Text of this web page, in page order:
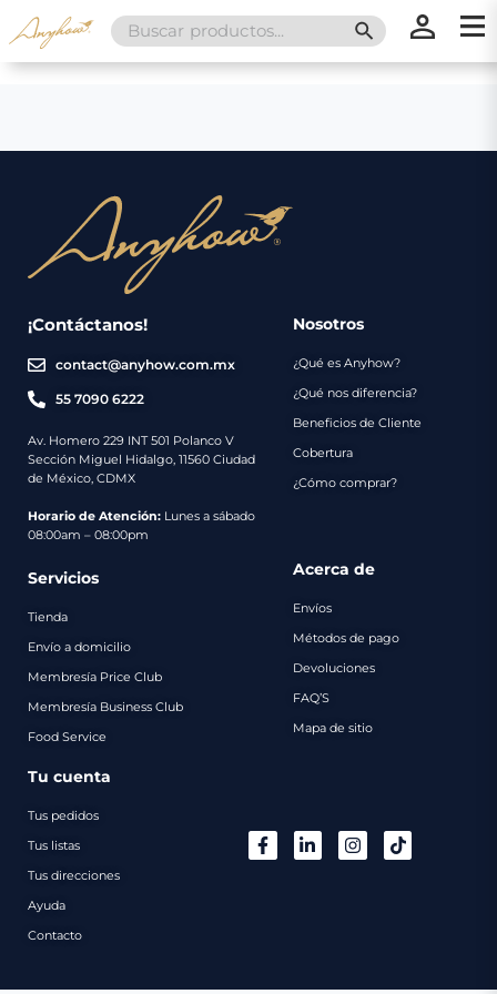
Search
for:
SEARCH
¡Contáctanos!
contact@anyhow.com.mx
55 7090 6222
Av. Homero 229 INT 501 Polanco V
Sección Miguel Hidalgo, 11560 Ciudad
de México, CDMX
Horario de Atención: Lunes a sábado
08:00am – 08:00pm
Nosotros
¿Qué es Anyhow?
¿Qué nos diferencia?
Beneficios de Cliente
Cobertura
¿Cómo comprar?
Servicios
Tienda
Envío a domicilio
Membresía Price Club
Membresía Business Club
Food Service
Acerca de
Envíos
Métodos de pago
Devoluciones
FAQ’S
Mapa de sitio
Tu cuenta
Tus pedidos
Tus listas
Tus direcciones
Ayuda
Contacto
Nosotros
Servicios
Envíos
Métodos
de
Catálogo
Regalos
Contacto